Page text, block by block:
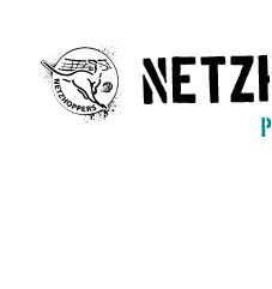
main
content